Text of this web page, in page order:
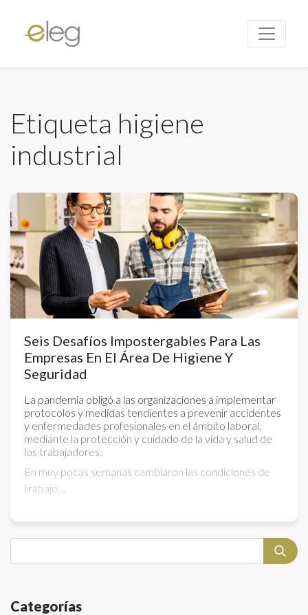
Etiqueta higiene
industrial
Seis Desafíos Impostergables Para Las
Empresas En El Área De Higiene Y
Seguridad
La pandemia obligó a las organizaciones a implementar
protocolos y medidas tendientes a prevenir accidentes
y enfermedades profesionales en el ámbito laboral,
mediante la protección y cuidado de la vida y salud de
los trabajadores.
En muy pocas semanas cambiaron las condiciones de
trabajo,...
Categorías